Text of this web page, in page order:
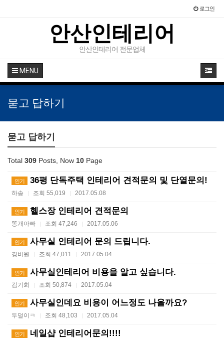
로그인
안산인테리어
안산인테리어 전문업체
MENU
묻고 답하기
묻고 답하기
Total 309 Posts, Now 10 Page
인기 36평 단독주택 인테리어 견적문의 및 단열문의!
하송 | 조회 55,019 | 2017.05.08
인기 헬스장 인테리어 견적문의
똥개아빠 | 조회 47,246 | 2017.05.06
인기 사무실 인테리어 문의 드립니다.
경비원 | 조회 47,011 | 2017.05.04
인기 사무실인테리어 비용을 알고 싶습니다.
김기회 | 조회 50,874 | 2017.05.04
인기 사무실인데요 비용이 어느정도 나올까요?
투덜이ㅋ | 조회 48,103 | 2017.05.04
인기 네일샵 인테리어문의!!!!